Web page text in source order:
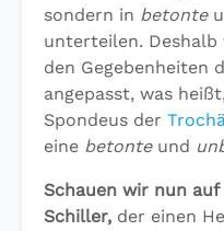
sondern in betonte
unterteilen.
den Gegebenheiten
angepasst, was
Spondeus der
eine betonteund
Schauen wir nun
Schiller, der einen